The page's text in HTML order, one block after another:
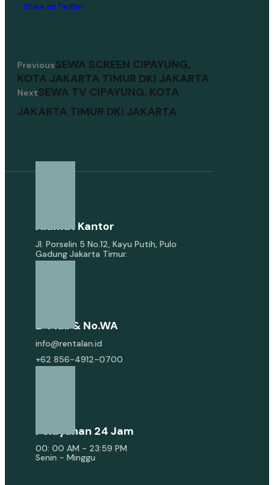
Share on Twitter
PreviousSEWA SCREEN CIPAYUNG,
KOTA JAKARTA TIMUR DKI JAKARTA
NextSEWA TV CIPAYUNG, KOTA
JAKARTA TIMUR DKI JAKARTA
Alamat Kantor
Jl. Porselin 5 No.12, Kayu Putih, Pulo
Gadung Jakarta Timur.
E-Mail & No.WA
info@rentalan.id
+62 856-4912-0700
Pelayanan 24 Jam
00: 00 AM - 23:59 PM
Senin - Minggu